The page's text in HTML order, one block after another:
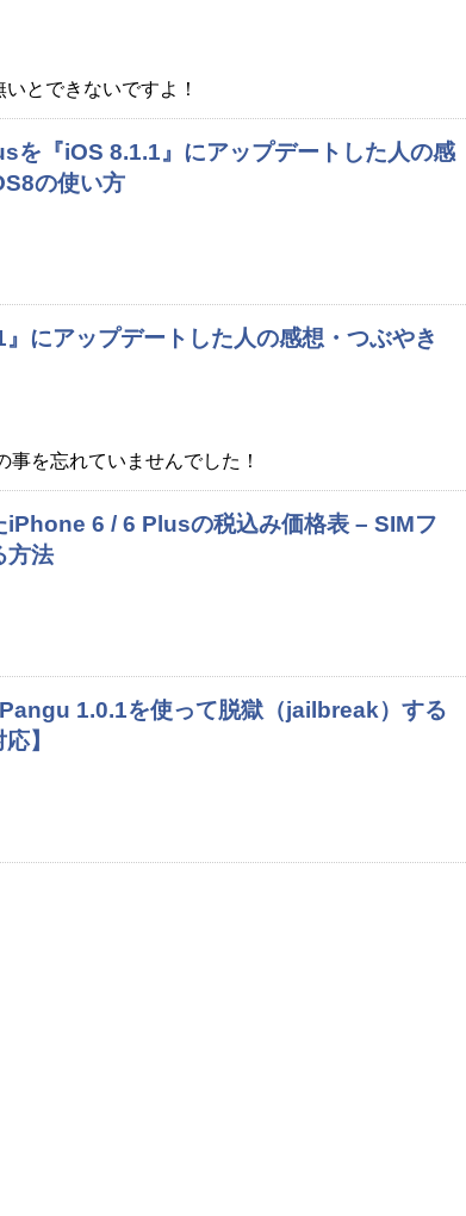
とできないですよ！
『iOS 8.1.1』にアップデートした人の感
の使い方
にアップデートした人の感想・つぶやき
を忘れていませんでした！
6 / 6 Plusの税込み価格表 – SIMフ
方法
1.0.1を使って脱獄（jailbreak）する
】